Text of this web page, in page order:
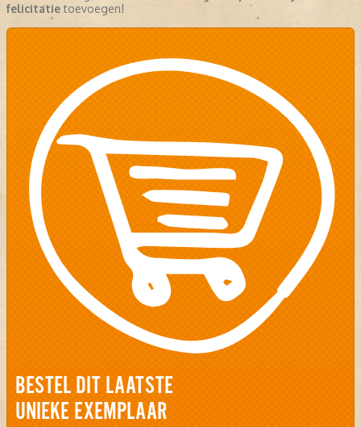
felicitatietoevoegen!
BESTEL DIT LAATSTE
UNIEKE EXEMPLAAR